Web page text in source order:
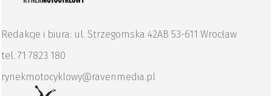
Redakcje i biura: ul. Strzegomska 42AB 53-611 Wrocław
tel. 71 7823 180
rynekmotocyklowy@ravenmedia.pl